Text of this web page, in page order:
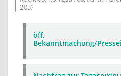
203)
öff.
Bekanntmachung/